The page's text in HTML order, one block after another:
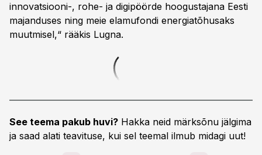
innovatsiooni-, rohe- ja digipöörde hoogustajana Eesti
majanduses ning meie elamufondi energiatõhusaks
muutmisel,“ rääkis Lugna.
See teema pakub huvi? Hakka neid märksõnu jälgima
ja saad alati teavituse, kui sel teemal ilmub midagi uut!